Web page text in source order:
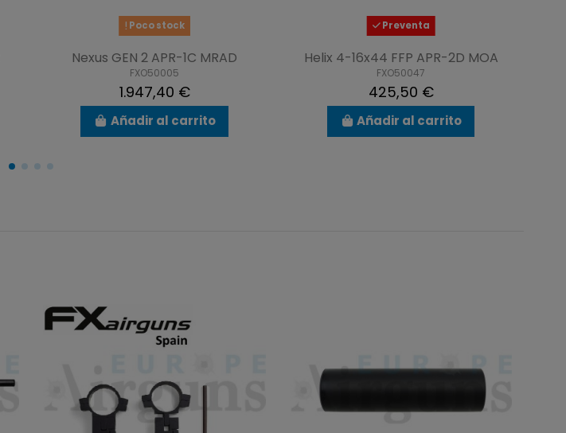
Poco stock
Nexus GEN 2 APR-1C MRAD
FXO50005
1.947,40 €
Añadir al carrito
Preventa
Helix 4-16x44 FFP APR-2D MOA
FXO50047
425,50 €
Añadir al carrito